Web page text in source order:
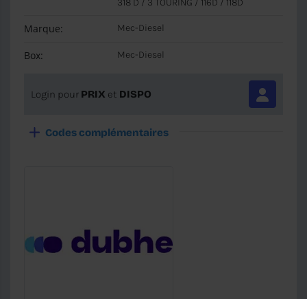
318 D / 3 TOURING / 116D / 118D
Marque: Mec-Diesel
Box: Mec-Diesel
Login pour PRIX et DISPO
Codes complémentaires